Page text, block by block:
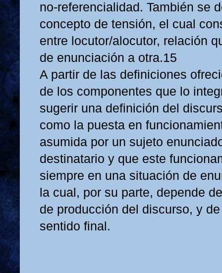
no-referencialidad. También se
concepto de tensión, el cual
entre locutor/alocutor, relación
de enunciación a otra.15
A partir de las definiciones
de los componentes que lo
sugerir una definición del
como la puesta en
asumida por un sujeto
destinatario y que este
siempre en una situación de
la cual, por su parte, depende
de producción del discurso, y
sentido final.